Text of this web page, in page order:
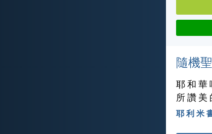
隨機
耶 和 華
所 讚 美
耶 利 米